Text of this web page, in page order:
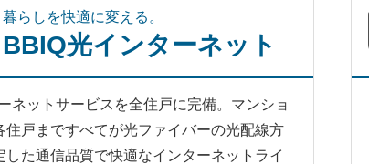
暮らしを快適に変える。
BBIQ光インターネット
ネットサービスを全住戸に完備。マンショ
住戸まですべてが光ファイバーの光配線方
した通信品質で快適なインターネットライ